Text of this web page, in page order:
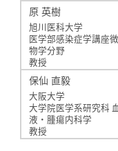
原 英樹
旭川医科大学
医学部感染症学講座
物学分野
教授
保仙 直毅
大阪大学
大学院医学系研究科
液・腫瘍内科学
教授